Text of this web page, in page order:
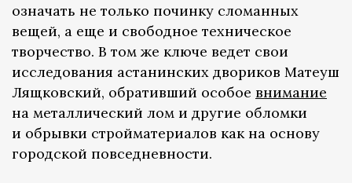
означать не только починку сломанных
вещей, а еще и свободное техническое
творчество. В том же ключе ведет свои
исследования астанинских двориков Матеуш
Лящковский, обративший особое внимание
на металлический лом и другие обломки
и обрывки стройматериалов как на основу
городской повседневности.